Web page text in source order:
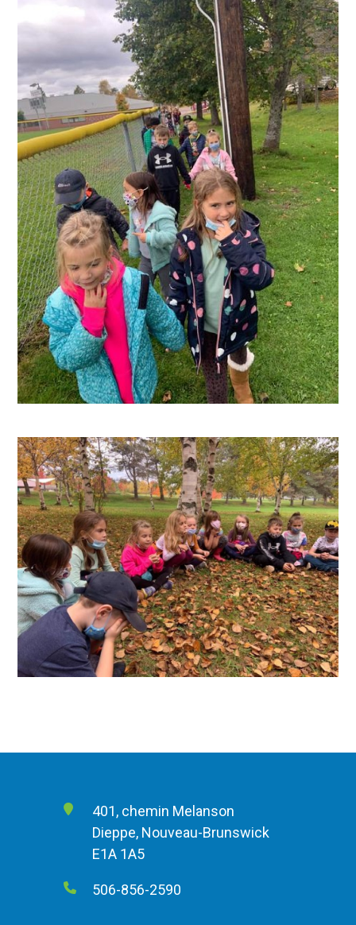
401, chemin Melanson
Dieppe, Nouveau-Brunswick
E1A 1A5
506-856-2590